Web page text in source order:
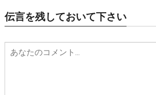
伝言を残しておいて下さい